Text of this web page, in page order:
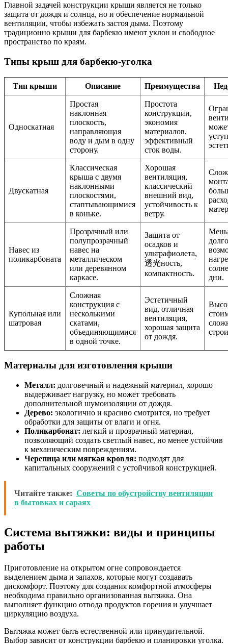
Главной задачей конструкции крыши является не только
защита от дождя и солнца, но и обеспечение нормальной
вентиляции, чтобы избежать застоя дыма. Поэтому
традиционно крыши для барбекю имеют уклон и свободное
пространство по краям.
Типы крыш для барбекю-уголка
Тип крыши Описание Преимущества
Односкатная
Простая
наклонная
плоскость,
направляющая
воду и дым в одну
сторону.
Простота
конструкции,
экономия
материалов,
эффективный
сток воды.
Двускатная
Классическая
крыша с двумя
наклонными
плоскостями,
стаптывающимися
в коньке.
Хорошая
вентиляция,
классический
внешний вид,
устойчивость к
ветру.
Навес из
поликарбоната
Прозрачный или
полупрозрачный
навес на
металлическом
или деревянном
каркасе.
Защита от
осадков и
ультрафиолета,
透光ность,
компактность.
дни.
Купольная или
шатровая
Сложная
конструкция с
несколькими
скатами,
объединяющимися
в одной точке.
Эстетичный
вид, отличная
вентиляция,
хорошая защита
от дождя.
Материалы для изготовления крыши
Металл: долговечный и надежный материал, хорошо
выдерживает нагрузку, но может требовать
дополнительной шумоизоляции от дождя.
Дерево: экологично и красиво смотрится, но требует
обработки для защиты от влаги и огня.
Поликарбонат: легкий и прозрачный материал,
позволяющий создать светлый навес, но менее устойчив
к механическим повреждениям.
Черепица или мягкая кровля: подходят для
капитальных сооружений с устойчивой конструкцией.
Читайте также: Советы по обустройству вентиляции
в бытовках и сараях
Система вытяжки: виды и принципы
работы
Приготовление на открытом огне сопровождается
выделением дыма и запахов, которые могут создавать
дискомфорт. Поэтому для создания комфортной атмосферы
необходима правильно организованная вытяжка. Она
выполняет функцию отвода продуктов горения и улучшает
циркуляцию воздуха.
Вытяжка может быть естественной или принудительной.
Выбор зависит от конструкции барбекю и планировки уголка.